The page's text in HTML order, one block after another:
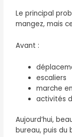
Le principal
mangez, mais
Avant :
escaliers
marche
activités
Aujourd’hui,
bureau, puis du